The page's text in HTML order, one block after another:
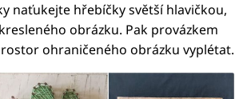
naťukejte hřebíčky světší hlavičkou,
obrázku. Pak provázkem
ohraničeného obrázku vyplétat.